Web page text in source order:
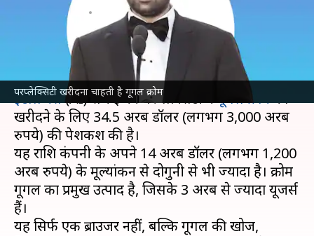
परप्लेक्सिटी खरीदना चाहती है गूगल क्रोम
बिश्वजीत कुमार Aug 13, 2025 08:24 pm
अरविंद श्रीनिवास के स्वामित्व वालीआर्टिफिशियल
इंटेलिजेंस(AI) सर्च इंजन परप्लेक्सिटी नेगूगल क्रोमको
खरीदने के लिए 34.5 अरब डॉलर (लगभग 3,000 अरब
रुपये) की पेशकश की है।
यह राशि कंपनी के अपने 14 अरब डॉलर (लगभग 1,200
अरब रुपये) के मूल्यांकन से दोगुनी से भी ज्यादा है। क्रोम
गूगल का प्रमुख उत्पाद है, जिसके 3 अरब से ज्यादा यूजर्स
हैं।
यह सिर्फ एक ब्राउजर नहीं, बल्कि गूगल की खोज,